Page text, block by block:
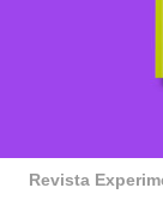
Revista